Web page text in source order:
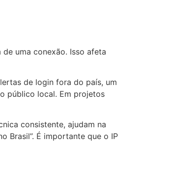
uma conexão. Isso afeta
de login fora do país, um
público local. Em projetos
consistente, ajudam na
Brasil”. É importante que o IP